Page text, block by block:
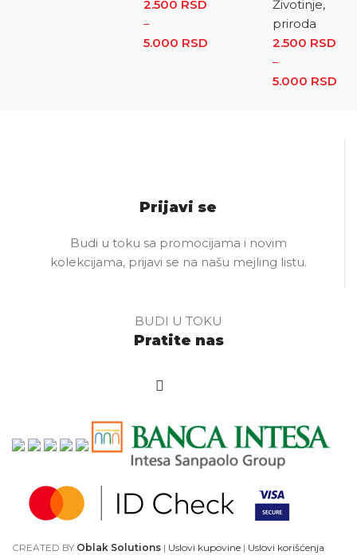
5.000 RSD
2.500 RSD
–
5.000 RSD Raspon cena: od
2.500 RSD do
2.500 RSD
do
5.000 RSD
Životinje,
priroda
2.500 RSD
–
5.000 RSD
do
Prijavi se
Budi u toku sa promocijama i novim
kolekcijama, prijavi se na našu mejling listu.
BUDI U TOKU
Pratite nas
CREATED BY Oblak Solutions | Uslovi kupovine | Uslovi korišćenja